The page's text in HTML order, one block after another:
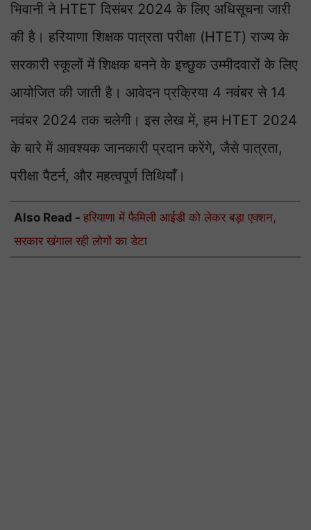
भिवानी ने HTET दिसंबर 2024 के लिए अधिसूचना जारी
की है। हरियाणा शिक्षक पात्रता परीक्षा (HTET) राज्य के
सरकारी स्कूलों में शिक्षक बनने के इच्छुक उम्मीदवारों के लिए
आयोजित की जाती है। आवेदन प्रक्रिया 4 नवंबर से 14
नवंबर 2024 तक चलेगी। इस लेख में, हम HTET 2024
के बारे में आवश्यक जानकारी प्रदान करेंगे, जैसे पात्रता,
परीक्षा पैटर्न, और महत्वपूर्ण तिथियाँ।
Also Read - हरियाणा में फैमिली आईडी को लेकर बड़ा एक्शन,
सरकार खंगाल रही लोगों का डेटा